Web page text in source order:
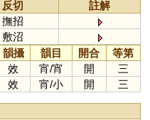
反切
註解
撫招
敷沼
韻攝 韻目 開合
等第
效 宵/宵 開
三
效 宵/小 開 三